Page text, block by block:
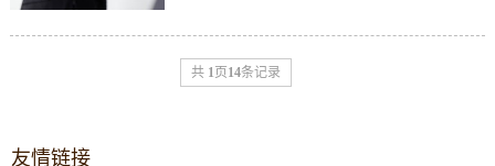
共 1页14条记录
友情链接